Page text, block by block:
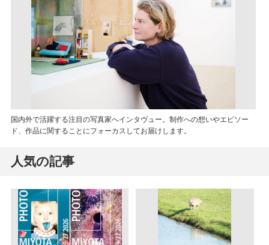
国内外で活躍する注目の写真家へインタヴュー。制作への想いやエピソー
ド、作品に関することにフォーカスしてお届けします。
人気の記事